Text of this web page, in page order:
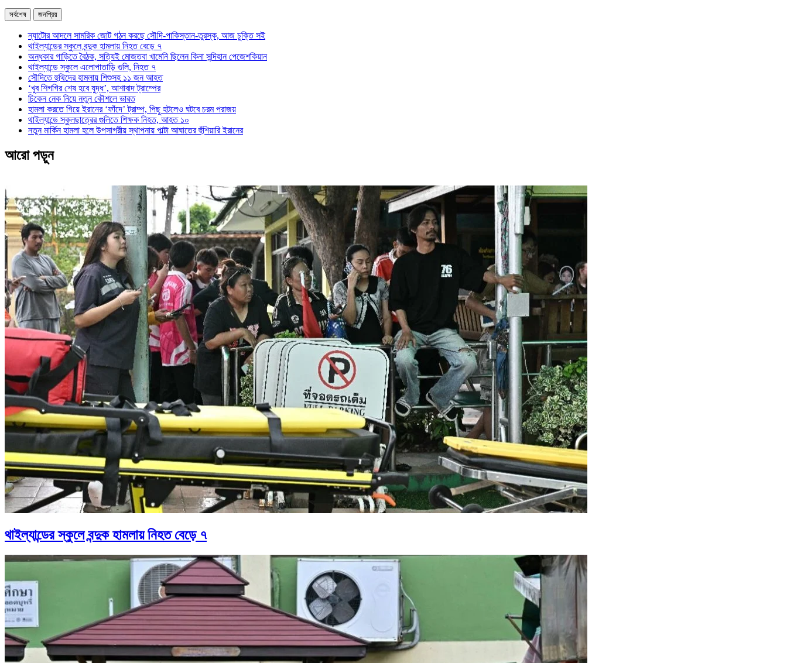
সর্বশেষ জনপ্রিয়
ন্যাটোর আদলে সামরিক জোট গঠন করছে সৌদি-পাকিস্তান-তুরস্ক, আজ চুক্তি সই
থাইল্যান্ডের স্কুলে বন্দুক হামলায় নিহত বেড়ে ৭
অন্ধকার গাড়িতে বৈঠক, সত্যিই মোজতবা খামেনি ছিলেন কিনা সন্দিহান পেজেশকিয়ান
থাইল্যান্ডে স্কুলে এলোপাতাড়ি গুলি, নিহত ৭
সৌদিতে হুথিদের হামলায় শিশুসহ ১১ জন আহত
‘খুব শিগগির শেষ হবে যুদ্ধ’, আশাবাদ ট্রাম্পের
চিকেন নেক নিয়ে নতুন কৌশলে ভারত
হামলা করতে গিয়ে ইরানের ‘ফাঁদে’ ট্রাম্প, পিছু হটলেও ঘটবে চরম পরাজয়
থাইল্যান্ডে স্কুলছাত্রের গুলিতে শিক্ষক নিহত, আহত ১০
নতুন মার্কিন হামলা হলে উপসাগরীয় স্থাপনায় পাল্টা আঘাতের হুঁশিয়ারি ইরানের
আরো পড়ুন
থাইল্যান্ডের স্কুলে বন্দুক হামলায় নিহত বেড়ে ৭